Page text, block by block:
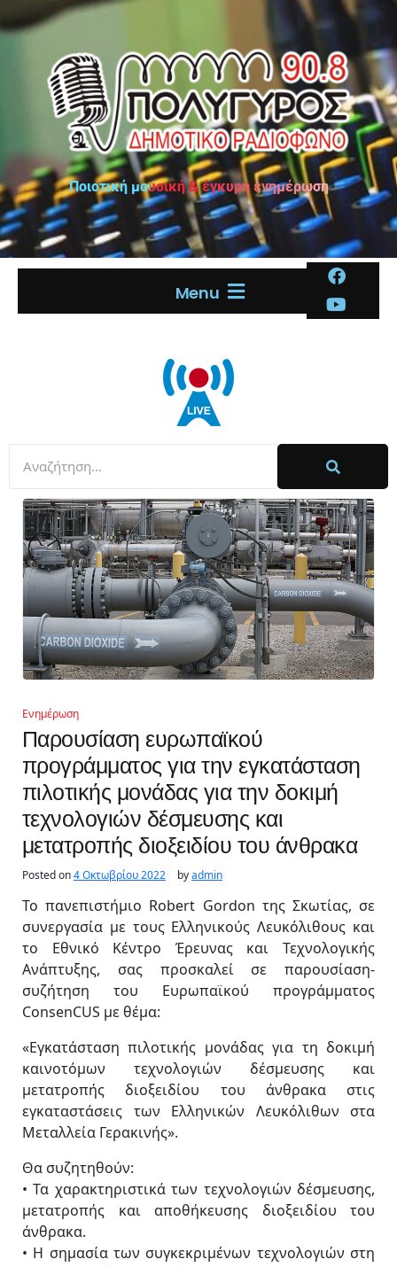
Ποιοτική μουσική & έγκυρη ενημέρωση
Menu
Ενημέρωση
Παρουσίαση ευρωπαϊκού
προγράμματος για την εγκατάσταση
πιλοτικής μονάδας για την δοκιμή
τεχνολογιών δέσμευσης και
μετατροπής διοξειδίου του άνθρακα
Posted on4 Οκτωβρίου 2022 byadmin
Το πανεπιστήμιο Robert Gordon της Σκωτίας, σε
συνεργασία με τους Ελληνικούς Λευκόλιθους και
το Εθνικό Κέντρο Έρευνας και Τεχνολογικής
Ανάπτυξης, σας προσκαλεί σε παρουσίαση-
συζήτηση του Ευρωπαϊκού προγράμματος
ConsenCUS με θέμα:
«Εγκατάσταση πιλοτικής μονάδας για τη δοκιμή
καινοτόμων τεχνολογιών δέσμευσης και
μετατροπής διοξειδίου του άνθρακα στις
εγκαταστάσεις των Ελληνικών Λευκόλιθων στα
Μεταλλεία Γερακινής».
Θα συζητηθούν:
• Τα χαρακτηριστικά των τεχνολογιών δέσμευσης,
μετατροπής και αποθήκευσης διοξειδίου του
άνθρακα.
• Η σημασία των συγκεκριμένων τεχνολογιών στη